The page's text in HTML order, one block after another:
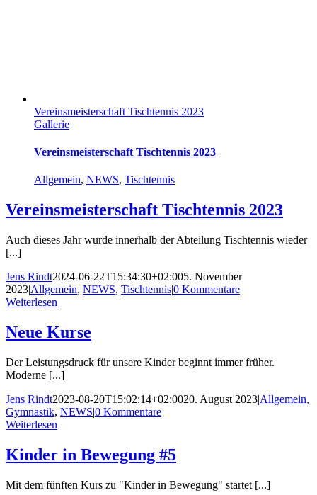
Vereinsmeisterschaft Tischtennis 2023
Gallerie
Vereinsmeisterschaft Tischtennis 2023
Allgemein, NEWS, Tischtennis
Vereinsmeisterschaft Tischtennis 2023
Auch dieses Jahr wurde innerhalb der Abteilung Tischtennis wieder
[...]
Jens Rindt2024-06-22T15:34:30+02:005. November
2023|Allgemein, NEWS, Tischtennis|0 Kommentare
Weiterlesen
Neue Kurse
Der Leistungsdruck für unsere Kinder beginnt immer früher.
Moderne [...]
Jens Rindt2023-08-20T15:02:14+02:0020. August 2023|Allgemein,
Gymnastik, NEWS|0 Kommentare
Weiterlesen
Kinder in Bewegung #5
Mit dem fünften Kurs zu "Kinder in Bewegung" startet [...]